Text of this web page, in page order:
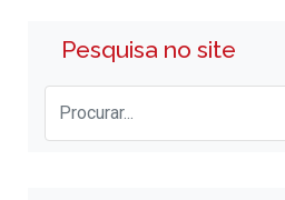
Pesquisa no site